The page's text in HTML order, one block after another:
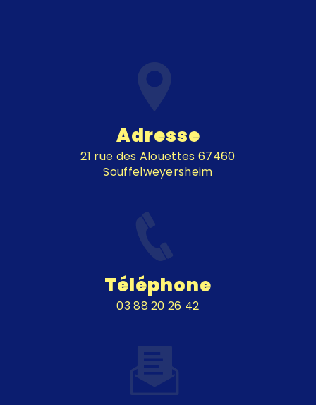
Adresse
21 rue des Alouettes 67460
Souffelweyersheim
Téléphone
03 88 20 26 42